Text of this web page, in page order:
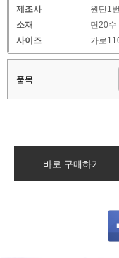
제조사
원단1
소재
면20수
사이즈
가로
품목
바로 구매하기